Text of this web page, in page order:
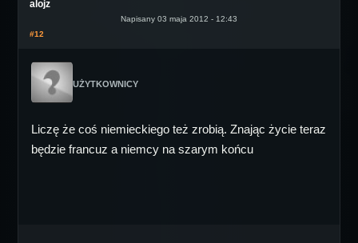
alojz
Napisany 03 maja 2012 - 12:43
#12
UŻYTKOWNICY
Liczę że coś niemieckiego też zrobią. Znając życie teraz
będzie francuz a niemcy na szarym końcu